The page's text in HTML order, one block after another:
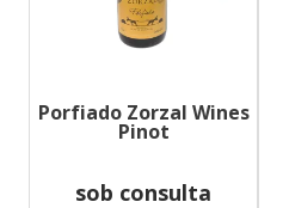
Porfiado Zorzal Wines
Pinot
sob consulta